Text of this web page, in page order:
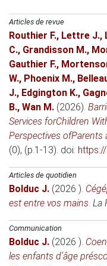
Articles de revue
Routhier F., Lettre J.,
C., Grandisson M.,
Gauthier F.,
W., Phoenix M.,
J., Edgington K.,
B., Wan M. (2026).
Services forChildren
Perspectives ofParents
(0), (p.1-13). doi:
Articles de quotidien
Bolduc J. (2026 ).
est entre vos mains. La
Communication
Bolduc J. (2026 ).
les enfants d’âge